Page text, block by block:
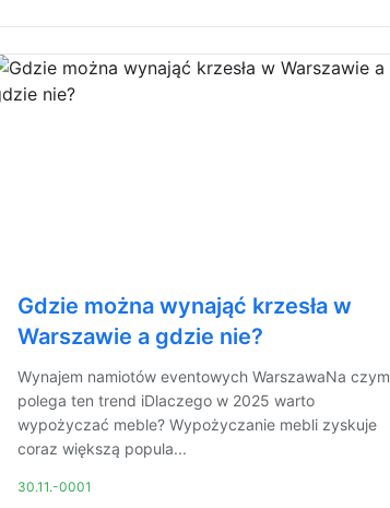
Gdzie można wynająć krzesła w
Warszawie a gdzie nie?
Wynajem namiotów eventowych WarszawaNa czym
polega ten trend iDlaczego w 2025 warto
wypożyczać meble? Wypożyczanie mebli zyskuje
coraz większą popula...
30.11.-0001